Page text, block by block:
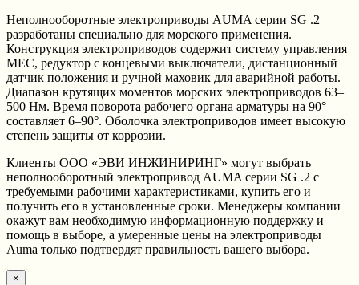
Неполнооборотные электроприводы AUMA серии SG .2
разработаны специально для морского применения.
Конструкция электроприводов содержит систему управления
MEC, редуктор с концевыми выключатели, дистанционный
датчик положения и ручной маховик для аварийной работы.
Диапазон крутящих моментов морских электроприводов 63–
500 Нм. Время поворота рабочего органа арматуры на 90°
составляет 6–90°. Оболочка электроприводов имеет высокую
степень защиты от коррозии.
Клиенты ООО «ЭВИ ИНЖИНИРИНГ» могут выбрать
неполнооборотный электропривод AUMA серии SG .2 с
требуемыми рабочими характеристиками, купить его и
получить его в установленные сроки. Менеджеры компании
окажут вам необходимую информационную поддержку и
помощь в выборе, а умеренные цены на электроприводы
Auma только подтвердят правильность вашего выбора.
×